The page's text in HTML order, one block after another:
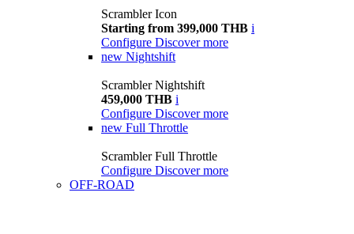
Scrambler Icon
Starting from 399,000 THB i
Configure Discover more
new Nightshift
Scrambler Nightshift
459,000 THB i
Configure Discover more
new Full Throttle
Scrambler Full Throttle
Configure Discover more
OFF-ROAD